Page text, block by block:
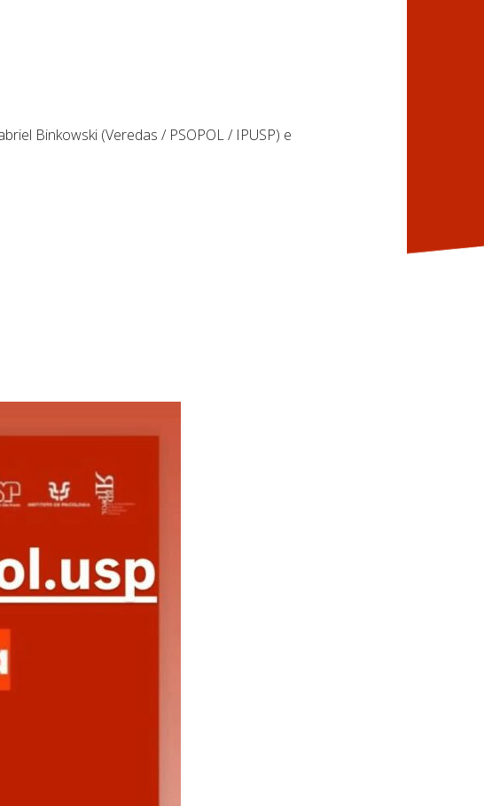
Binkowski (Veredas / PSOPOL / IPUSP) e